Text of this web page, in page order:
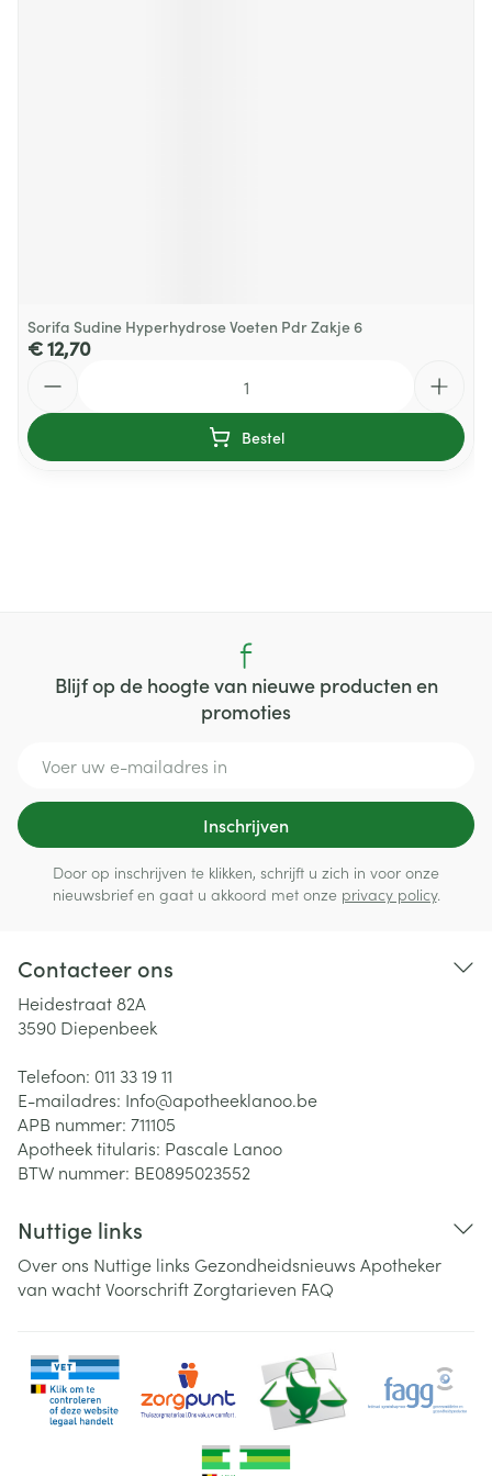
Sorifa Sudine Hyperhydrose Voeten Pdr Zakje 6
€ 12,70
Bestel
Blijf op de hoogte van nieuwe producten en
promoties
Inschrijven
Door op inschrijven te klikken, schrijft u zich in voor onze
nieuwsbrief en gaat u akkoord met onze privacy policy.
Contacteer ons
Heidestraat 82A
3590 Diepenbeek
Telefoon: 011 33 19 11
E-mailadres: Info@apotheeklanoo.be
APB nummer: 711105
Apotheek titularis: Pascale Lanoo
BTW nummer: BE0895023552
Nuttige links
Over ons Nuttige links Gezondheidsnieuws Apotheker
van wachtVoorschriftZorgtarieven FAQ